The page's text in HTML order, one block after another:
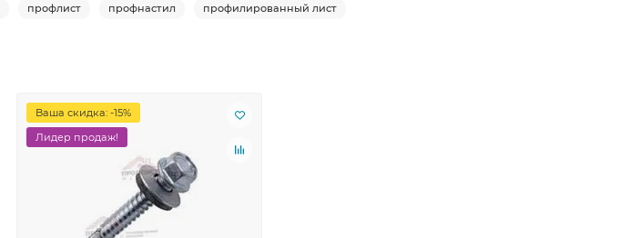
профлист профнастил профилированный лист
Ваша скидка: -15%
Лидер продаж!